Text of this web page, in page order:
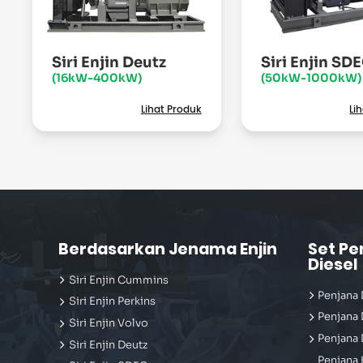
Siri Enjin Deutz
(16kW-400kW)
Lihat Produk
Siri Enjin
(50kW-1000kW)
Berdasarkan Jenama Enjin
Siri Enjin Cummins
Siri Enjin Perkins
Siri Enjin Volvo
Siri Enjin Deutz
Set
Diesel
Penjana
Penjana
Penjana
Penjana